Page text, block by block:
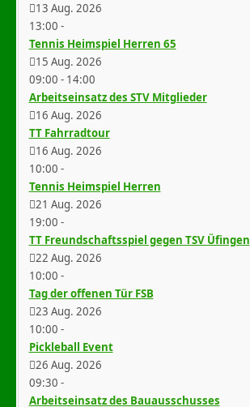
13 Aug. 2026
13:00 -
Tennis Heimspiel Herren 65
15 Aug. 2026
09:00 - 14:00
Arbeitseinsatz des STV Mitglieder
16 Aug. 2026
TT Fahrradtour
16 Aug. 2026
10:00 -
Tennis Heimspiel Herren
21 Aug. 2026
19:00 -
TT Freundschaftsspiel gegen TSV Üfingen
22 Aug. 2026
10:00 -
Tag der offenen Tür FSB
23 Aug. 2026
10:00 -
Pickleball Event
26 Aug. 2026
09:30 -
Arbeitseinsatz des Bauausschusses